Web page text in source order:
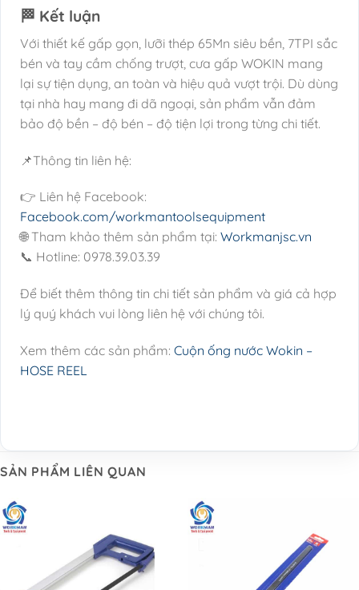
🏁 Kết luận
Với thiết kế gấp gọn, lưỡi thép 65Mn siêu bền, 7TPI sắc
bén và tay cầm chống trượt, cưa gấp WOKIN mang
lại sự tiện dụng, an toàn và hiệu quả vượt trội. Dù dùng
tại nhà hay mang đi dã ngoại, sản phẩm vẫn đảm
bảo độ bền – độ bén – độ tiện lợi trong từng chi tiết.
📌Thông tin liên hệ:
👉 Liên hệ Facebook:
Facebook.com/workmantoolsequipment
🌐 Tham khảo thêm sản phẩm tại: Workmanjsc.vn
📞 Hotline: 0978.39.03.39
Để biết thêm thông tin chi tiết sản phẩm và giá cả hợp
lý quý khách vui lòng liên hệ với chúng tôi.
Xem thêm các sản phẩm: Cuộn ống nước Wokin –
HOSE REEL
SẢN PHẨM LIÊN QUAN